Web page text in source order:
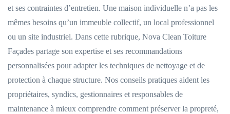
et ses contraintes d’entretien. Une maison individuelle n’a pas les
mêmes besoins qu’un immeuble collectif, un local professionnel
ou un site industriel. Dans cette rubrique, Nova Clean Toiture
Façades partage son expertise et ses recommandations
personnalisées pour adapter les techniques de nettoyage et de
protection à chaque structure. Nos conseils pratiques aident les
propriétaires, syndics, gestionnaires et responsables de
maintenance à mieux comprendre comment préserver la propreté,